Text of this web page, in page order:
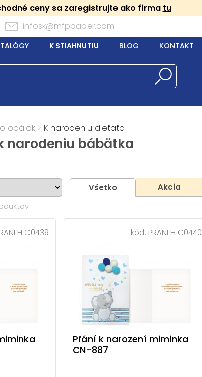
ceny sa zaregistrujte ako firma tu
infosk@mfppaper.com
K STIAHNUTIU BLOG KONTAKT
obálok > K narodeniu dieťaťa
narodeniu bábätka
Všetko Akcia
H C0439 kód: PRANI H C0440
Přání k narození miminka
CN-887